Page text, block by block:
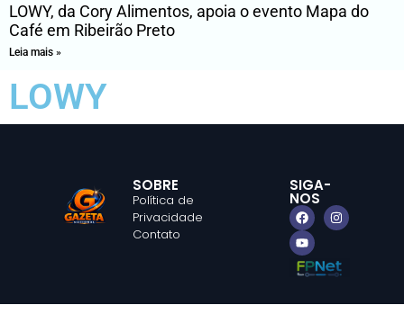
LOWY, da Cory Alimentos, apoia o evento Mapa do
Café em Ribeirão Preto
Leia mais »
LOWY
SOBRE
Política de
Privacidade
Contato
SIGA-
NOS